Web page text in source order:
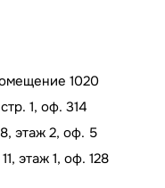
1020
1, оф. 314
этаж 2, оф. 5
этаж 1, оф. 128